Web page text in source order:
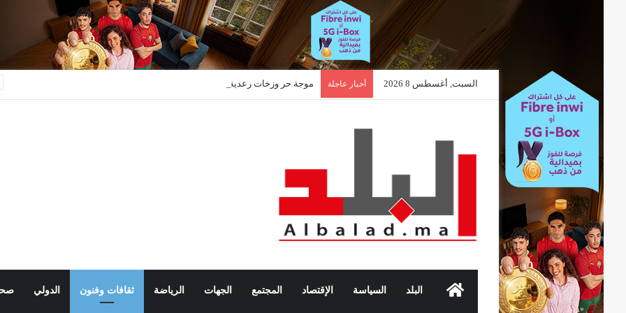
السبت, أغسطس 8 2026 أخبار عاجلة موجة حر وزخات رعدية وبَرَد تضرب عدداً من مناطق المملكة ابتداءً من اليوم
الرئيسيةالبلد السياسة الإقتصاد المجتمع الجهات الرياضة ثقافات وفنون الدولي